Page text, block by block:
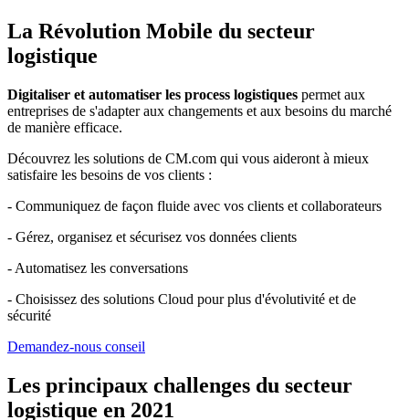
La Révolution Mobile du secteur
logistique
Digitaliser et automatiser les process logistiques permet aux
entreprises de s'adapter aux changements et aux besoins du marché
de manière efficace.
Découvrez les solutions de CM.com qui vous aideront à mieux
satisfaire les besoins de vos clients :
- Communiquez de façon fluide avec vos clients et collaborateurs
- Gérez, organisez et sécurisez vos données clients
- Automatisez les conversations
- Choisissez des solutions Cloud pour plus d'évolutivité et de
sécurité
Demandez-nous conseil
Les principaux challenges du secteur
logistique en 2021